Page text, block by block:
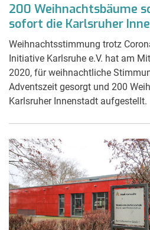
200 Weihnachtsbäume
sofort die Karlsruher
Weihnachtsstimmung trotz
Initiative Karlsruhe e.V. hat am
2020, für weihnachtliche
Adventszeit gesorgt und 200
Karlsruher Innenstadt aufgestellt.